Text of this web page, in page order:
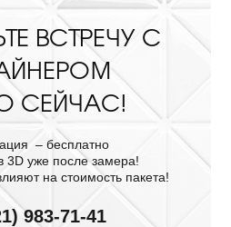
ВСТРЕЧУ С
СЕЙЧАС!
– бесплатно
3D уже после замера!
на стоимость пакета!
983-71-41